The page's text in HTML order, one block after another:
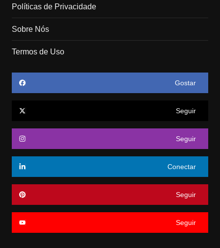
Políticas de Privacidade
Sobre Nós
Termos de Uso
Gostar
Seguir
Seguir
Conectar
Seguir
Seguir